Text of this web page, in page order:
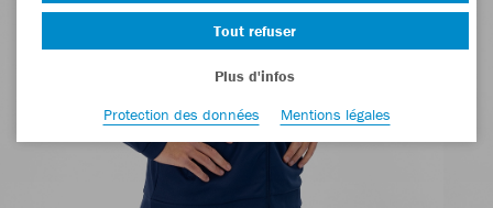
Tout refuser
Plus d'infos
Protection des données
Mentions légales